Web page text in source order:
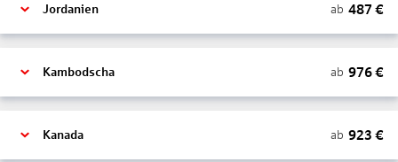
Jordanien ab 487 €
Kambodscha ab 976€
Kanada ab 923 €